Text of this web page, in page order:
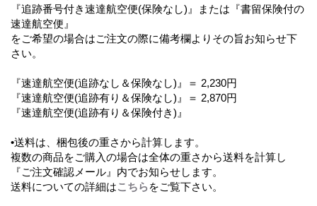
『追跡番号付き速達航空便(保険なし)』または『書留保険付の
速達航空便』
をご希望の場合はご注文の際に備考欄よりその旨お知らせ下
さい。
『速達航空便(追跡なし＆保険なし)』＝ 2,230円
『速達航空便(追跡有り＆保険なし)』＝ 2,870円
『速達航空便(追跡有り＆保険付き)』
•送料は、梱包後の重さから計算します。
複数の商品をご購入の場合は全体の重さから送料を計算し
『ご注文確認メール』内でお知らせします。
送料についての詳細はこちらをご覧下さい。